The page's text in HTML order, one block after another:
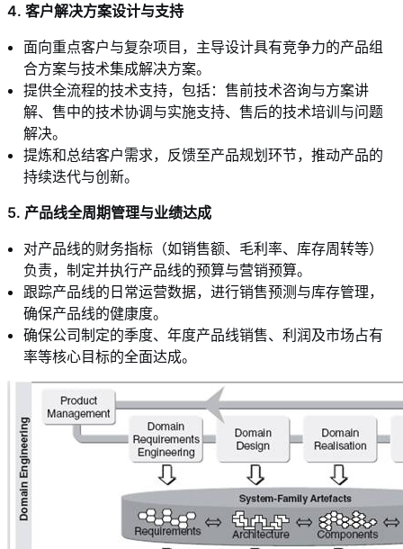
4. 客户解决方案设计与支持
面向重点客户与复杂项目，主导设计具有竞争力的产品组
合方案与技术集成解决方案。
提供全流程的技术支持，包括：售前技术咨询与方案讲
解、售中的技术协调与实施支持、售后的技术培训与问题
解决。
提炼和总结客户需求，反馈至产品规划环节，推动产品的
持续迭代与创新。
5. 产品线全周期管理与业绩达成
对产品线的财务指标（如销售额、毛利率、库存周转等）
负责，制定并执行产品线的预算与营销预算。
跟踪产品线的日常运营数据，进行销售预测与库存管理，
确保产品线的健康度。
确保公司制定的季度、年度产品线销售、利润及市场占有
率等核心目标的全面达成。